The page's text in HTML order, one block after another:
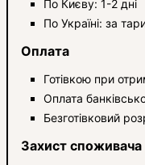
По Києву: 1-2 дні
По Україні: за
Оплата
Готівкою при
Оплата
Безготівковий
Захист споживача